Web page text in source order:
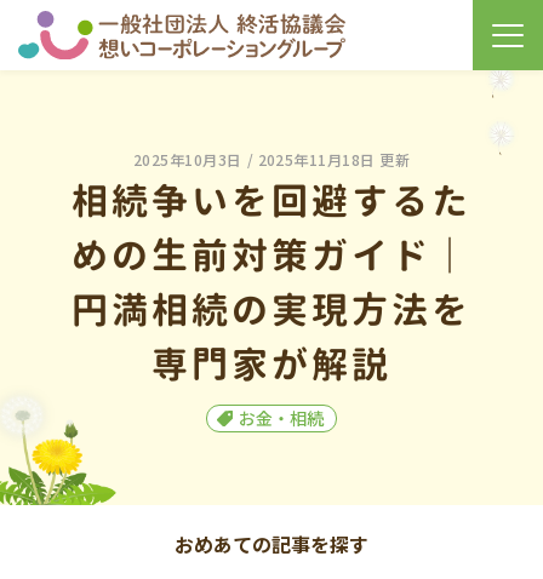
2025年10月3日 / 2025年11月18日 更新
相続争いを回避するた
めの生前対策ガイド｜
円満相続の実現方法を
専門家が解説
お金・相続
おめあての記事を探す